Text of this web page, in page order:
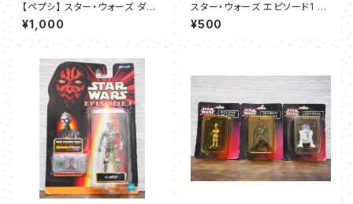
【ペプシ】 スター・ウォーズ ダミ
ー缶（自販機サンプル）
¥1,000
スター・ウォーズ エピソード1 ダ
ース・モール（タトゥイーン）-ハ
ズブロ コムテックフィギュア
¥500